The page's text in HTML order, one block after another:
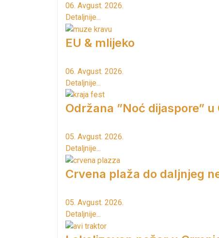
06. Avgust. 2026.
Detaljnije...
EU & mlijeko
06. Avgust. 2026.
Detaljnije...
Održana ”Noć dijaspore” u
05. Avgust. 2026.
Detaljnije...
Crvena plaža do daljnjeg
05. Avgust. 2026.
Detaljnije...